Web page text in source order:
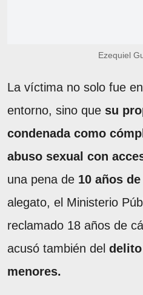
Ezequiel
La víctima no solo fue
entorno, sino que su
condenada como
abuso sexual con
una pena de 10 años
alegato, el Ministerio
reclamado 18 años de
acusó también del
menores.